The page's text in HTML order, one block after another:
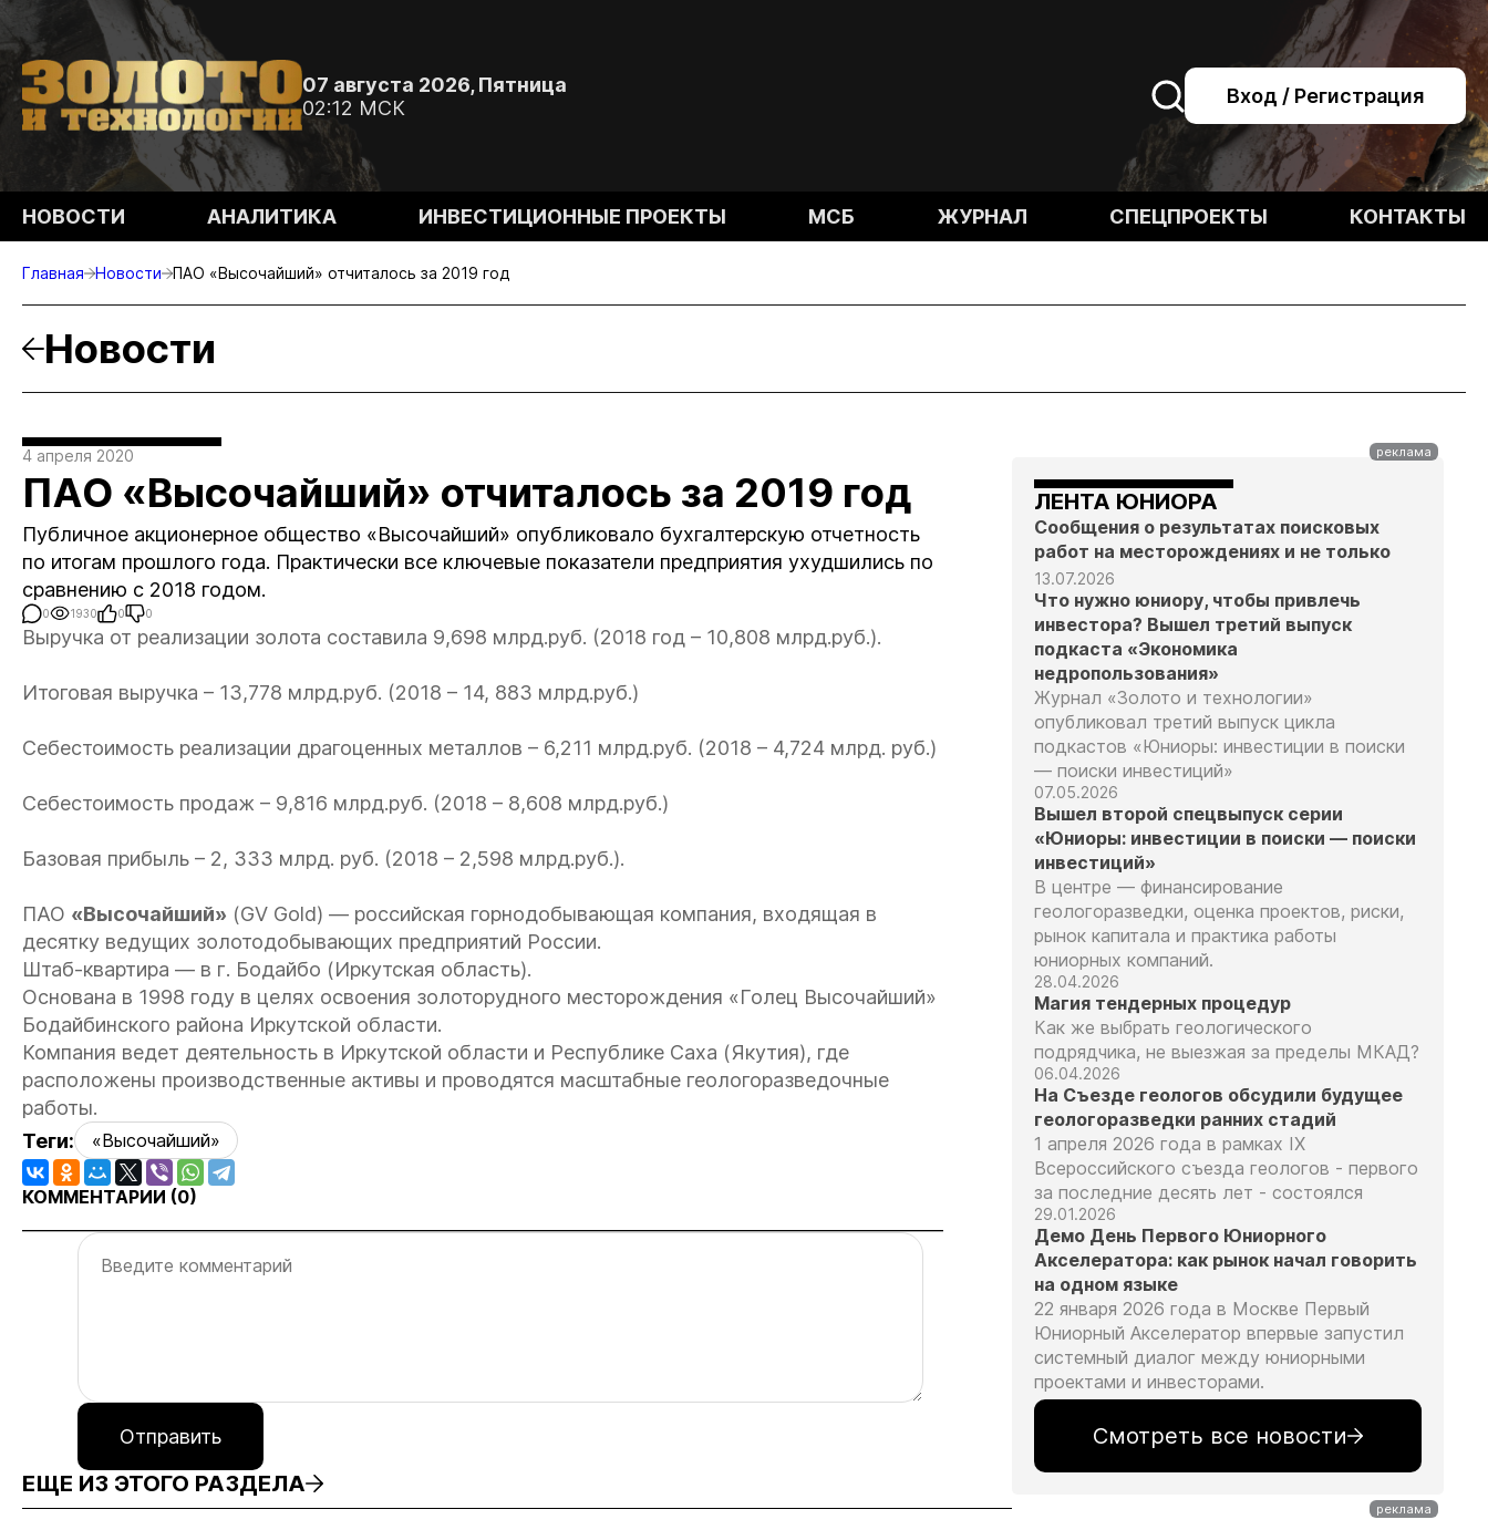
07 августа 2026, Пятница
02:12 МСК
Вход / Регистрация
НОВОСТИ АНАЛИТИКА ИНВЕСТИЦИОННЫЕ ПРОЕКТЫ МСБ ЖУРНАЛ СПЕЦПРОЕКТЫ КОНТАКТЫ
Главная Новости ПАО «Высочайший» отчиталось за 2019 год
Новости
4 апреля 2020
ПАО «Высочайший» отчиталось за 2019 год
Публичное акционерное общество «Высочайший» опубликовало бухгалтерскую отчетность
по итогам прошлого года. Практически все ключевые показатели предприятия ухудшились по
сравнению с 2018 годом.
0 1930 0 0
Выручка от реализации золота составила 9,698 млрд.руб. (2018 год – 10,808 млрд.руб.).
Итоговая выручка – 13,778 млрд.руб. (2018 – 14, 883 млрд.руб.)
Себестоимость реализации драгоценных металлов – 6,211 млрд.руб. (2018 – 4,724 млрд. руб.)
Себестоимость продаж – 9,816 млрд.руб. (2018 – 8,608 млрд.руб.)
Базовая прибыль – 2, 333 млрд. руб. (2018 – 2,598 млрд.руб.).
ПАО «Высочайший» (GV Gold) — российская горнодобывающая компания, входящая в
десятку ведущих золотодобывающих предприятий России.
Штаб-квартира — в г. Бодайбо (Иркутская область).
Основана в 1998 году в целях освоения золоторудного месторождения «Голец Высочайший»
Бодайбинского района Иркутской области.
Компания ведет деятельность в Иркутской области и Республике Саха (Якутия), где
расположены производственные активы и проводятся масштабные геологоразведочные
работы.
Теги:
«Высочайший»
КОММЕНТАРИИ (0)
Отправить
ЕЩЕ ИЗ ЭТОГО РАЗДЕЛА
ЛЕНТА ЮНИОРА
Сообщения о результатах поисковых
работ на месторождениях и не только
13.07.2026
Что нужно юниору, чтобы привлечь
инвестора? Вышел третий выпуск
подкаста «Экономика
недропользования»
Журнал «Золото и технологии»
опубликовал третий выпуск цикла
подкастов «Юниоры: инвестиции в поиски
— поиски инвестиций»
07.05.2026
Вышел второй спецвыпуск серии
«Юниоры: инвестиции в поиски — поиски
инвестиций»
В центре — финансирование
геологоразведки, оценка проектов, риски,
рынок капитала и практика работы
юниорных компаний.
28.04.2026
Магия тендерных процедур
Как же выбрать геологического
подрядчика, не выезжая за пределы МКАД?
06.04.2026
На Съезде геологов обсудили будущее
геологоразведки ранних стадий
1 апреля 2026 года в рамках IX
Всероссийского съезда геологов - первого
за последние десять лет - состоялся
29.01.2026
Демо День Первого Юниорного
Акселератора: как рынок начал говорить
на одном языке
22 января 2026 года в Москве Первый
Юниорный Акселератор впервые запустил
системный диалог между юниорными
проектами и инвесторами.
Смотреть все новости